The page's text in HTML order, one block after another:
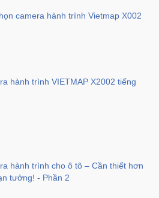
camera hành trình Vietmap X002
hành trình VIETMAP X2002 tiếng
hành trình cho ô tô – Cần thiết hơn
tưởng! - Phần 2